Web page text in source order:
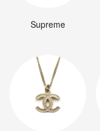
Supreme